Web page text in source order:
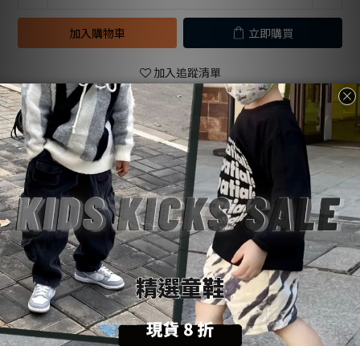
加入購物車 立即購買
加入追蹤清單
商品描述
送貨及付款
方式
顧客評價
商品描述
💡購物前請詳閱：【SoulKids購物須知與條約】
💬商品諮詢與建議：【聯繫官方@LINE客服】